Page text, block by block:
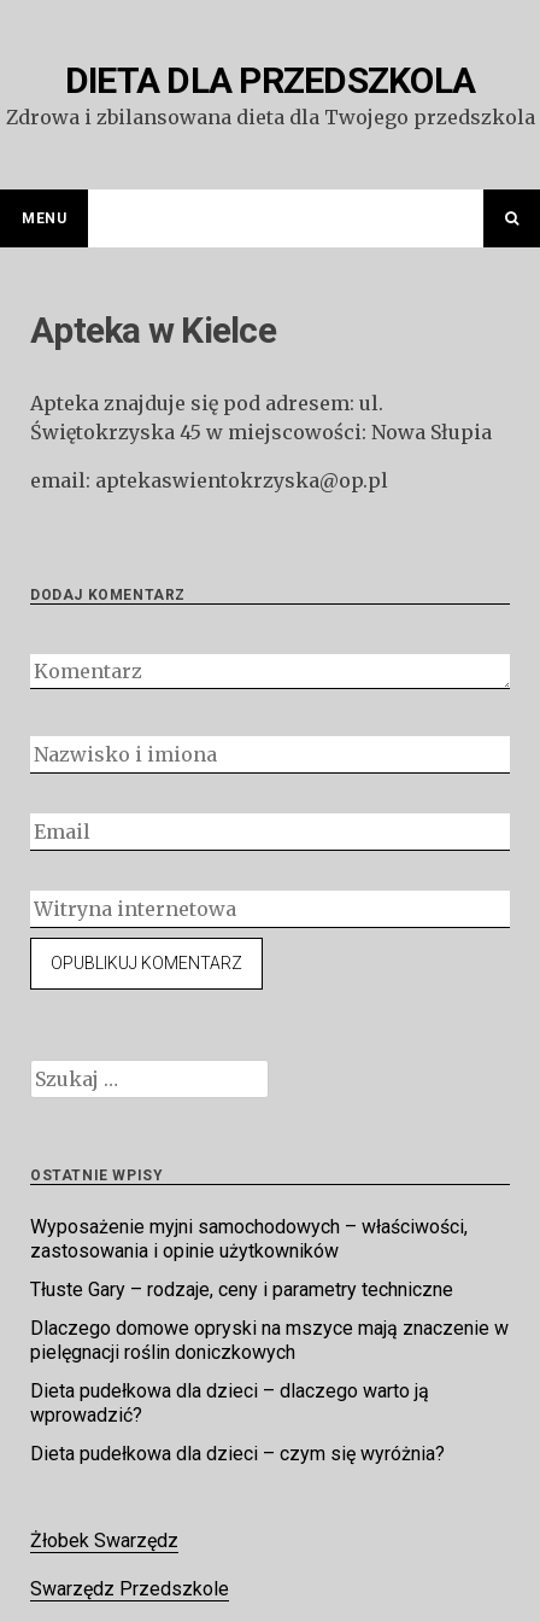
DIETA DLA PRZEDSZKOLA
Zdrowa i zbilansowana dieta dla Twojego przedszkola
MENU
Apteka w Kielce
Apteka znajduje się pod adresem: ul.
Świętokrzyska 45 w miejscowości: Nowa Słupia
email: aptekaswientokrzyska@op.pl
DODAJ KOMENTARZ
Szukaj:
OSTATNIE WPISY
Wyposażenie myjni samochodowych – właściwości,
zastosowania i opinie użytkowników
Tłuste Gary – rodzaje, ceny i parametry techniczne
Dlaczego domowe opryski na mszyce mają znaczenie w
pielęgnacji roślin doniczkowych
Dieta pudełkowa dla dzieci – dlaczego warto ją
wprowadzić?
Dieta pudełkowa dla dzieci – czym się wyróżnia?
Żłobek Swarzędz
Swarzędz Przedszkole